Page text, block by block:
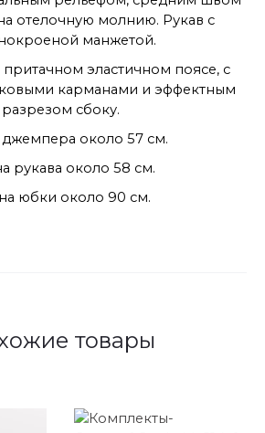
отелочную молнию. Рукав с
манжетой.
эластичном поясе, с
карманами и эффектным
разрезом сбоку.
около 57 см.
рукава около 58 см.
юбки около 90 см.
товары